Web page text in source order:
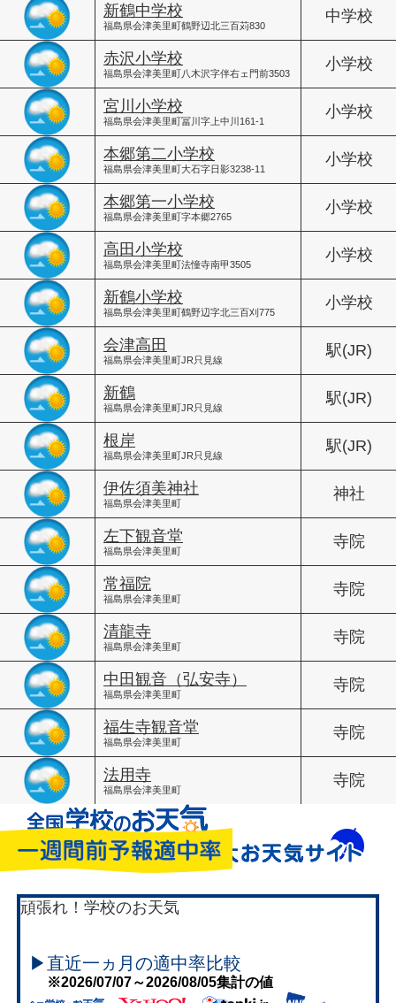
新鶴中学校
福島県会津美里町鶴野辺北三百苅830
中学校
赤沢小学校
福島県会津美里町八木沢字伴右ェ門前3503
小学校
宮川小学校
福島県会津美里町冨川字上中川161-1
小学校
本郷第二小学校
福島県会津美里町大石字日影3238-11
小学校
本郷第一小学校
福島県会津美里町字本郷2765
小学校
高田小学校
福島県会津美里町法憧寺南甲3505
小学校
新鶴小学校
福島県会津美里町鶴野辺字北三百刈775
小学校
会津高田
福島県会津美里町JR只見線
駅(JR)
新鶴
福島県会津美里町JR只見線
駅(JR)
根岸
福島県会津美里町JR只見線
駅(JR)
伊佐須美神社
福島県会津美里町
神社
左下観音堂
福島県会津美里町
寺院
常福院
福島県会津美里町
寺院
清龍寺
福島県会津美里町
寺院
中田観音（弘安寺）
福島県会津美里町
寺院
福生寺観音堂
福島県会津美里町
寺院
法用寺
福島県会津美里町
寺院
頑張れ！学校のお天気
▶直近一ヵ月の適中率比較
※2026/07/07～2026/08/05集計の値